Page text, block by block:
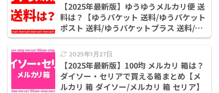
【2025年最新版】ゆうゆうメルカリ便 送
料は？【ゆうパケット 送料/ゆうパケット
ポスト 送料/ゆうパケットプラス 送料/ゆ
うパック 送料】
2025年1月27日
【2025年最新版】100均 メルカリ 箱は？
ダイソー・セリアで買える箱まとめ【メ
ルカリ 箱 ダイソー/メルカリ 箱 セリア】